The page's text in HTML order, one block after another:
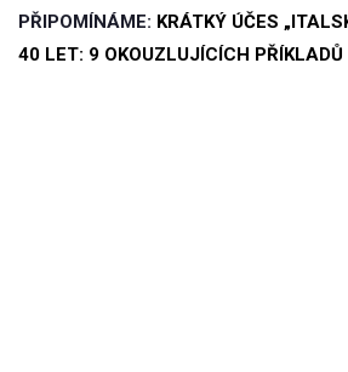
PŘIPOMÍNÁME: KRÁTKÝ ÚČES
40 LET: 9 OKOUZLUJÍCÍCH PŘÍKLADŮ